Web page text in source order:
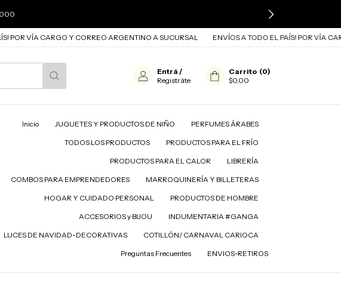
VÍA CARGO Y CORREO ARGENTINO A SUCURSAL ENVÍOS A TODO EL PAÍS! POR VÍA CARGO
Entrá /
Registráte
Carrito (0)
$0,00
Inicio JUGUETES Y PRODUCTOS DE NIÑO PERFUMES ÁRABES
TODOS LOS PRODUCTOS PRODUCTOS PARA EL FRÍO
PRODUCTOS PARA EL CALOR LIBRERÍA
COMBOS PARA EMPRENDEDORES MARROQUINERÍA Y BILLETERAS
HOGAR Y CUIDADO PERSONAL PRODUCTOS DE HOMBRE
ACCESORIOS y BIJOU INDUMENTARIA #GANGA
LUCES DE NAVIDAD-DECORATIVAS COTILLÓN/ CARNAVAL CARIOCA
Preguntas Frecuentes ENVIOS-RETIROS